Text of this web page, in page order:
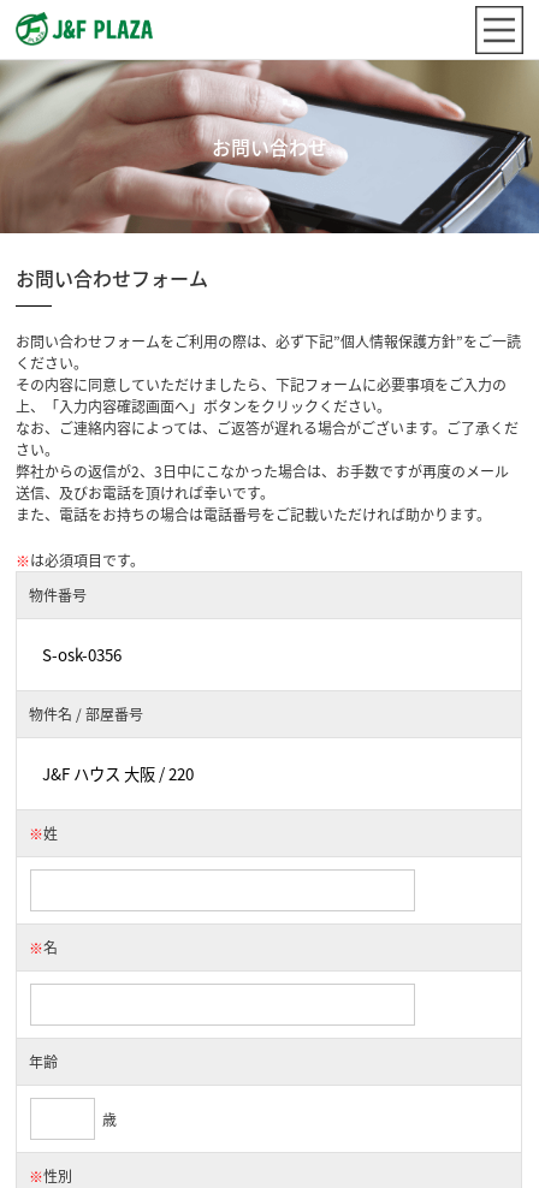
お問い合わせ
お問い合わせフォーム
お問い合わせフォームをご利用の際は、必ず下記”個人情報保護方針”をご一読
ください。
その内容に同意していただけましたら、下記フォームに必要事項をご入力の
上、「入力内容確認画面へ」ボタンをクリックください。
なお、ご連絡内容によっては、ご返答が遅れる場合がございます。ご了承くだ
さい。
弊社からの返信が2、3日中にこなかった場合は、お手数ですが再度のメール
送信、及びお電話を頂ければ幸いです。
また、電話をお持ちの場合は電話番号をご記載いただければ助かります。
※は必須項目です。
物件番号
物件名 / 部屋番号
※姓
※名
年齢
歳
※性別